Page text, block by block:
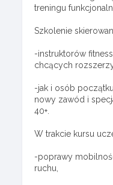
treningu
Szkolenie
-instruktorów
chcących
-jak i osób
nowy zawód i
40+.
W trakcie kursu
-poprawy
ruchu,